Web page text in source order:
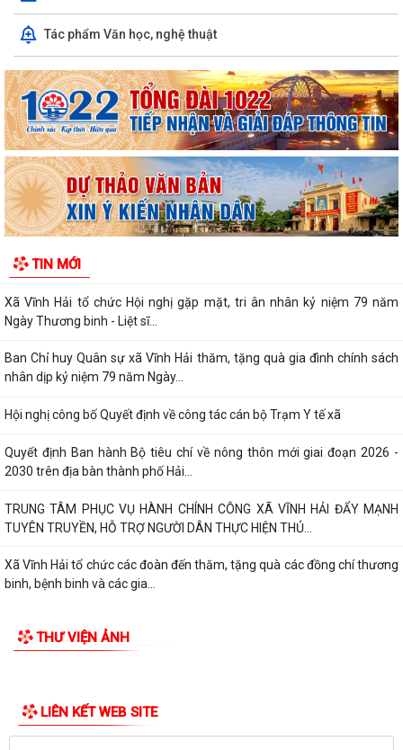
Tác phẩm Văn học, nghệ thuật
TIN MỚI
tuần đầu tháng 8 năm 2026
Xã Vĩnh Hải tổ chức lễ khởi công xây dựng nhà tình nghĩa tặng gia đình
thương binh nhân dịp kỷ...
Hội liên hiệp phụ nữ xã Vĩnh Hải thăm hỏi, tặng quà thân nhân gia đình
chính sách, người có công...
Quyết định về việc phê duyệt phương án tái cấu trúc thủ tục hành
chính lĩnh vực trẻ em thuộc phạm...
sĩ, thương binh, bệnh binh và...
Xã Vĩnh Hải tổ chức Hội nghị gặp mặt, tri ân nhân kỷ niệm 79 năm
Ngày Thương binh - Liệt sĩ...
Ban Chỉ huy Quân sự xã Vĩnh Hải thăm, tặng quà gia đình chính sách
nhân dịp kỷ niệm 79 năm Ngày...
Hội nghị công bố Quyết định về công tác cán bộ Trạm Y tế xã
Quyết định Ban hành Bộ tiêu chí về nông thôn mới giai đoạn 2026 -
2030 trên địa bàn thành phố Hải...
TRUNG TÂM PHỤC VỤ HÀNH CHÍNH CÔNG XÃ VĨNH HẢI ĐẨY MẠNH
TUYÊN TRUYỀN, HỖ TRỢ NGƯỜI DÂN THỰC HIỆN THỦ...
Xã Vĩnh Hải tổ chức các đoàn đến thăm, tặng quà các đồng chí thương
binh, bệnh binh và các gia...
hành, bị bãi bỏ thuộc phạm vi chức...
Xã Vĩnh Hải phối hợp với Hội đồng hương thành phố Hải Phòng, Chi hội
THƯ VIỆN ẢNH